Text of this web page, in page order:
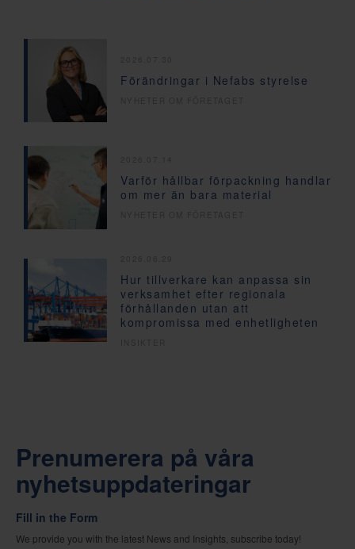
Förändringar i Nefabs styrelse
Varför hållbar förpackning handlar
om mer än bara material
Hur tillverkare kan anpassa sin
verksamhet efter regionala
förhållanden utan att
kompromissa med enhetligheten
Prenumerera på våra
nyhetsuppdateringar
Fill in the Form
We provide you with the latest News and Insights, subscribe today!